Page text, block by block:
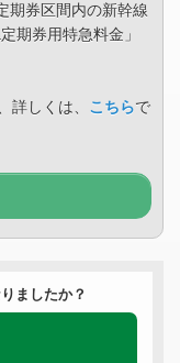
期券区間内の新幹線
期券用特急料金」
詳しくは、 こちらで
ましたか？